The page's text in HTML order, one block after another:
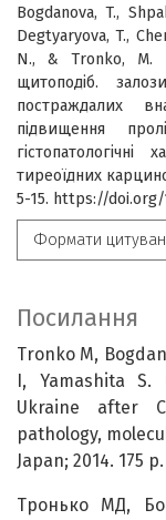
Bogdanova, T.,
Degtyaryova, T.,
N., & Tronko, M.
щитоподіб.
постраждалих
підвищення
гістопатологічні
тиреоїдних
5-15. https://doi.org/
Формати
Посилання
Tronko M,
I, Yamashita S.
Ukraine after
pathology,
Japan; 2014. 175 p.
Тронько МД,